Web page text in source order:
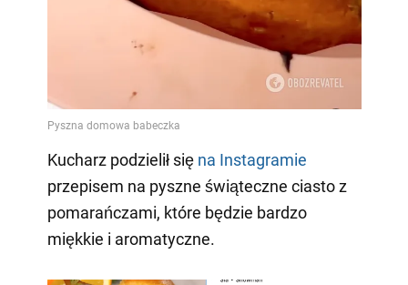
Kucharz podzielił się na Instagramie
przepisem na pyszne świąteczne ciasto z
pomarańczami, które będzie bardzo
miękkie i aromatyczne.